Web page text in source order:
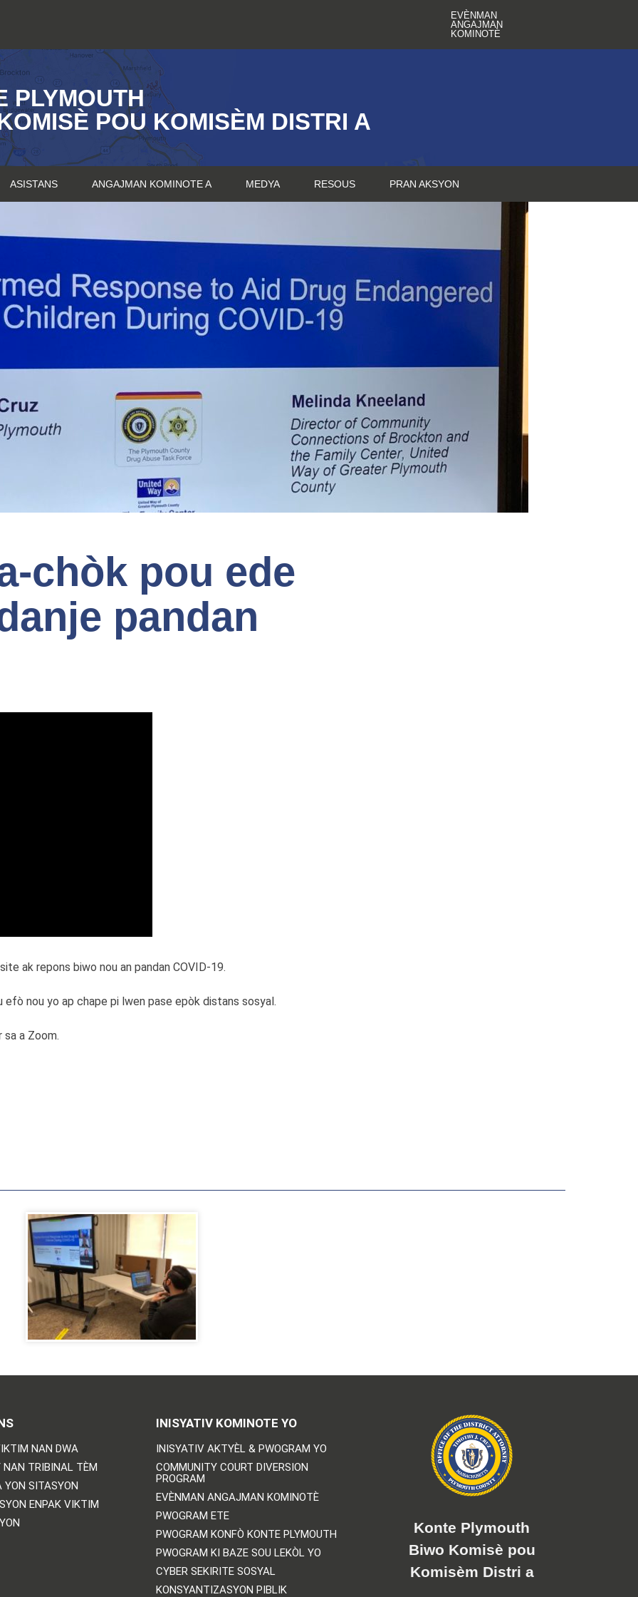
EVÈNMAN
ANGAJMAN
KOMINOTÈ
PLYMOUTH
POU KOMISÈM DISTRI A
ASISTANS ANGAJMAN KOMINOTE A MEDYA RESOUS PRAN AKSYON
chòk pou ede
pandan
ak repons biwo nou an pandan COVID-19.
nou yo ap chape pi lwen pase epòk distans sosyal.
sa a Zoom.
NAN DWA
NAN TRIBINAL TÈM
YON SITASYON
ENPAK VIKTIM
INISYATIV KOMINOTE YO
INISYATIV AKTYÈL & PWOGRAM YO
COMMUNITY COURT DIVERSION
PROGRAM
EVÈNMAN ANGAJMAN KOMINOTÈ
PWOGRAM ETE
PWOGRAM KONFÒ KONTE PLYMOUTH
PWOGRAM KI BAZE SOU LEKÒL YO
CYBER SEKIRITE SOSYAL
KONSYANTIZASYON PIBLIK
Konte Plymouth
Biwo Komisè pou
Komisèm Distri a